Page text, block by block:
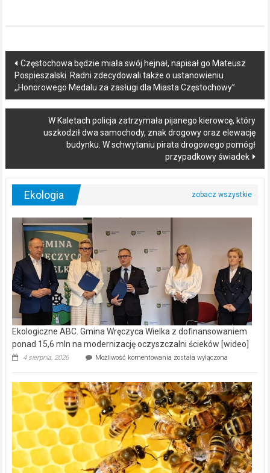
Post
navigation
Częstochowa będzie miała swój hejnał, napisał go Mateusz
Pospieszalski. Radni zdecydowali także o ustanowieniu
,,Honorowego Medalu za zasługi dla Miasta Częstochowy”
W Kaletach policja zatrzymała pijanego kierowcę, który
uszkodził dwa samochody, znak drogowy oraz elewację
budynku. W schwytaniu pirata drogowego pomógł
przypadkowy świadek
Ekologia
Ekologiczne ABC. Gmina Wręczyca Wielka z dofinansowaniem
ponad 15,6 mln na modernizację oczyszczalni ścieków [wideo]
4 sierpnia, 2026 Możliwość komentowania Ekologiczne
Wręczyca
Wielka
z
dofinansowaniem
ponad
15,6
mln
na
modernizację
została wyłączona